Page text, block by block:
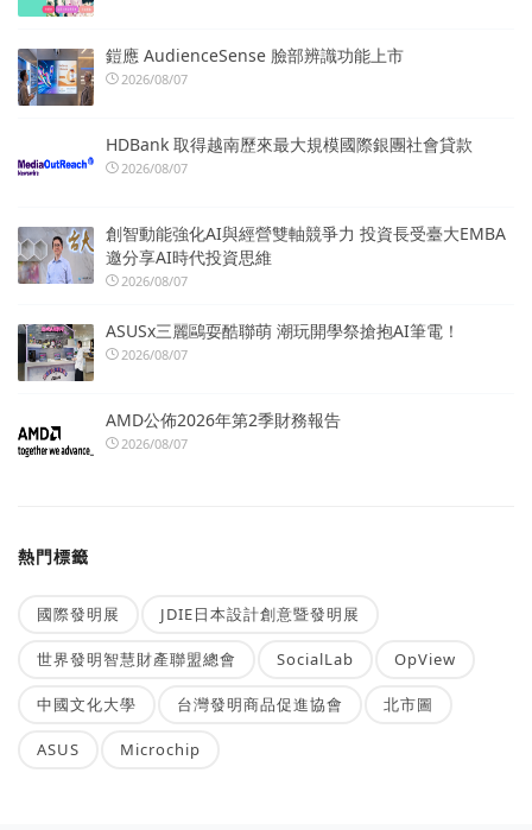
鎧應 AudienceSense 臉部辨識功能上市
2026/08/07
HDBank 取得越南歷來最大規模國際銀團社會貸款
2026/08/07
創智動能強化AI與經營雙軸競爭力 投資長受臺大EMBA
邀分享AI時代投資思維
2026/08/07
ASUSx三麗鷗耍酷聯萌 潮玩開學祭搶抱AI筆電！
2026/08/07
AMD公佈2026年第2季財務報告
2026/08/07
熱門標籤
國際發明展 JDIE日本設計創意暨發明展
世界發明智慧財產聯盟總會 SocialLab OpView
中國文化大學 台灣發明商品促進協會 北市圖
ASUS Microchip